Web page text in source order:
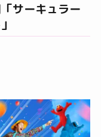
サーキュラー